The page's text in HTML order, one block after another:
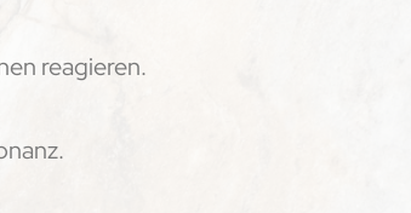
reagieren.